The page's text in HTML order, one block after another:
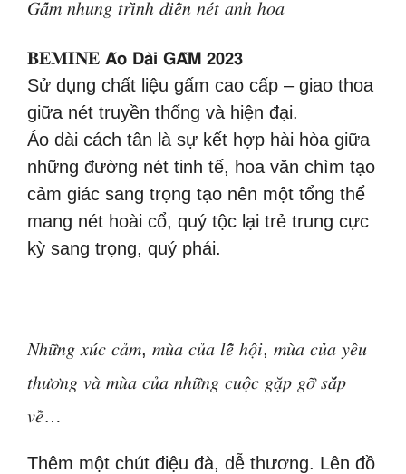
𝐺𝑎̂́𝑚 𝑛ℎ𝑢𝑛𝑔 𝑡𝑟𝑖̀𝑛ℎ 𝑑𝑖𝑒̂̃𝑛 𝑛𝑒́𝑡 𝑎𝑛ℎ ℎ𝑜𝑎
𝐁𝐄𝐌𝐈𝐍𝐄 𝗔́𝗼 𝗗𝗮̀𝗶 𝗚𝗔̂́𝗠 𝟮𝟬𝟮𝟯
Sử dụng chất liệu gấm cao cấp – giao thoa
giữa nét truyền thống và hiện đại.
Áo dài cách tân là sự kết hợp hài hòa giữa
những đường nét tinh tế, hoa văn chìm tạo
cảm giác sang trọng tạo nên một tổng thể
mang nét hoài cổ, quý tộc lại trẻ trung cực
kỳ sang trọng, quý phái.
𝑁ℎ𝑢̛̃𝑛𝑔 𝑥𝑢́𝑐 𝑐𝑎̉𝑚, 𝑚𝑢̀𝑎 𝑐𝑢̉𝑎 𝑙𝑒̂̃ ℎ𝑜̣̂𝑖, 𝑚𝑢̀𝑎 𝑐𝑢̉𝑎 𝑦𝑒̂𝑢
𝑡ℎ𝑢̛𝑜̛𝑛𝑔 𝑣𝑎̀ 𝑚𝑢̀𝑎 𝑐𝑢̉𝑎 𝑛ℎ𝑢̛̃𝑛𝑔 𝑐𝑢𝑜̣̂𝑐 𝑔𝑎̣̆𝑝 𝑔𝑜̛̃ 𝑠𝑎̆́𝑝
𝑣𝑒̂̀…
Thêm một chút điệu đà, dễ thương. Lên đồ